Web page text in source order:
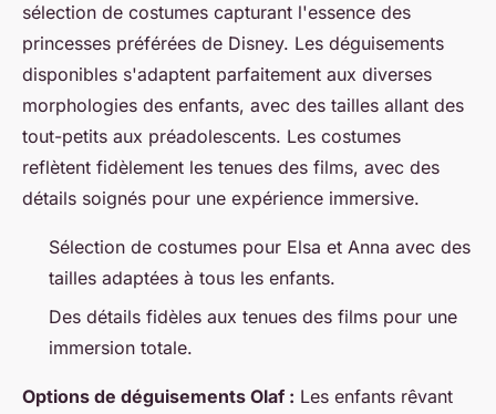
sélection de costumes capturant l'essence des
princesses préférées de Disney. Les déguisements
disponibles s'adaptent parfaitement aux diverses
morphologies des enfants, avec des tailles allant des
tout-petits aux préadolescents. Les costumes
reflètent fidèlement les tenues des films, avec des
détails soignés pour une expérience immersive.
Sélection de costumes pour Elsa et Anna avec des
tailles adaptées à tous les enfants.
Des détails fidèles aux tenues des films pour une
immersion totale.
Options de déguisements Olaf : Les enfants rêvant